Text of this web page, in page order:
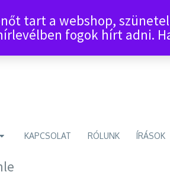
KAPCSOLAT RÓLUNK ÍRÁSOK
tart a webshop,
fogok hírt adni.